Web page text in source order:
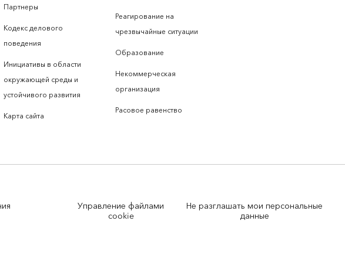
Партнеры
Кодекс делового
поведения
Инициативы в области
окружающей среды и
устойчивого развития
Карта сайта
Реагирование на
чрезвычайные ситуации
Образование
Некоммерческая
организация
Расовое равенство
Управление файлами
cookie
Не разглашать мои персональные
данные